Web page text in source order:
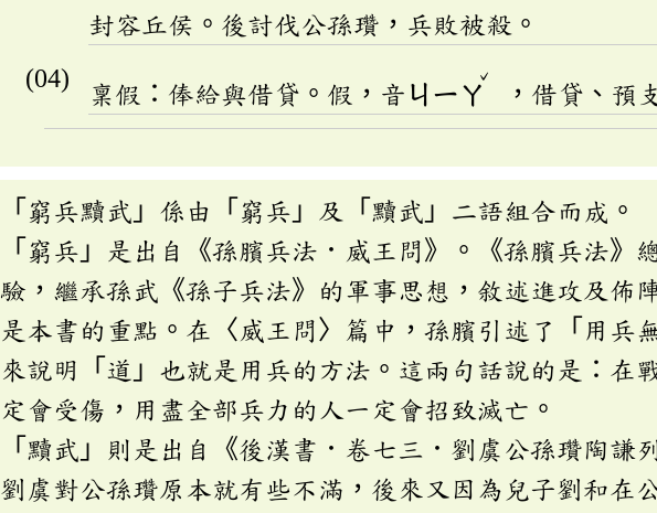
封容丘侯。後討伐公孫瓚，兵敗被殺。
稟假：俸給與借貸。假，音 ㄐㄧㄚ
ˇ
，借貸、預
「窮兵黷武」係由「窮兵」及「黷武」二語組合而成。
「窮兵」是出自《孫臏兵法．威王問》。《孫臏兵法》
驗，繼承孫武《孫子兵法》的軍事思想，敘述進攻及佈
是本書的重點。在〈威王問〉篇中，孫臏引述了「用兵
來說明「道」也就是用兵的方法。這兩句話說的是：在
定會受傷，用盡全部兵力的人一定會招致滅亡。
「黷武」則是出自《後漢書．卷七三．劉虞公孫瓚陶謙
劉虞對公孫瓚原本就有些不滿，後來又因為兒子劉和在